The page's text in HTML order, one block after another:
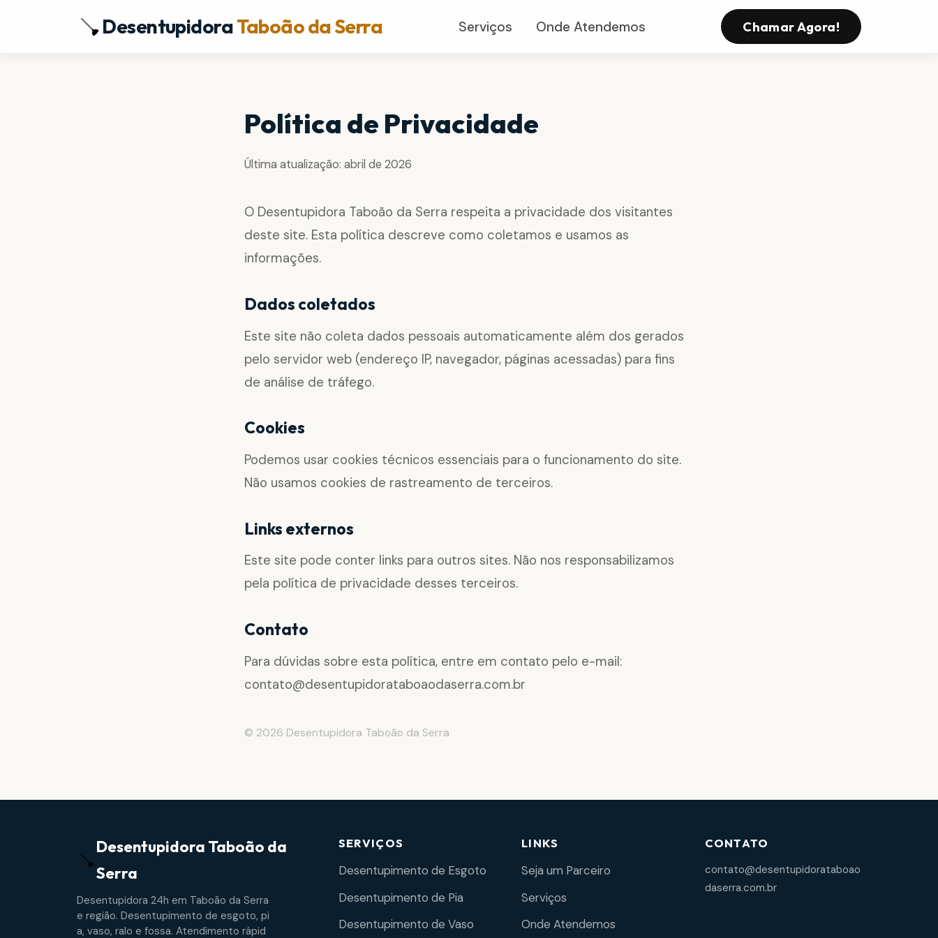
DesentupidoraTaboão da Serra Serviços Onde Atendemos Chamar Agora!
Política de Privacidade
Última atualização: abril de 2026
O Desentupidora Taboão da Serra respeita a privacidade dos visitantes
deste site. Esta política descreve como coletamos e usamos as
informações.
Dados coletados
Este site não coleta dados pessoais automaticamente além dos gerados
pelo servidor web (endereço IP, navegador, páginas acessadas) para fins
de análise de tráfego.
Cookies
Podemos usar cookies técnicos essenciais para o funcionamento do site.
Não usamos cookies de rastreamento de terceiros.
Links externos
Este site pode conter links para outros sites. Não nos responsabilizamos
pela política de privacidade desses terceiros.
Contato
Para dúvidas sobre esta política, entre em contato pelo e-mail:
contato@desentupidorataboaodaserra.com.br
© 2026 Desentupidora Taboão da Serra
Desentupidora Taboão da
Serra
Desentupidora 24h em Taboão da Serra
e região. Desentupimento de esgoto, pi
a, vaso, ralo e fossa. Atendimento rápid
SERVIÇOS
Desentupimento de Esgoto
Desentupimento de Pia
Desentupimento de Vaso
LINKS
Seja um Parceiro
Serviços
Onde Atendemos
CONTATO
contato@desentupidorataboao
daserra.com.br